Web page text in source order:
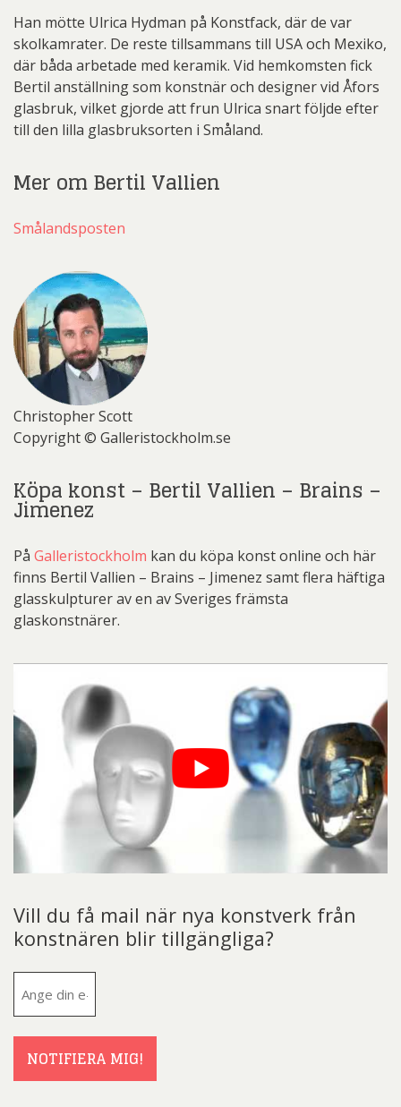
Han mötte Ulrica Hydman på Konstfack, där de var
skolkamrater. De reste tillsammans till USA och Mexiko,
där båda arbetade med keramik. Vid hemkomsten fick
Bertil anställning som konstnär och designer vid Åfors
glasbruk, vilket gjorde att frun Ulrica snart följde efter
till den lilla glasbruksorten i Småland.
Mer om Bertil Vallien
Smålandsposten
Christopher Scott
Copyright © Galleristockholm.se
Köpa konst – Bertil Vallien – Brains –
Jimenez
På Galleristockholm kan du köpa konst online och här
finns Bertil Vallien – Brains – Jimenez samt flera häftiga
glasskulpturer av en av Sveriges främsta
glaskonstnärer.
Vill du få mail när nya konstverk från
konstnären blir tillgängliga?
NOTIFIERA MIG!